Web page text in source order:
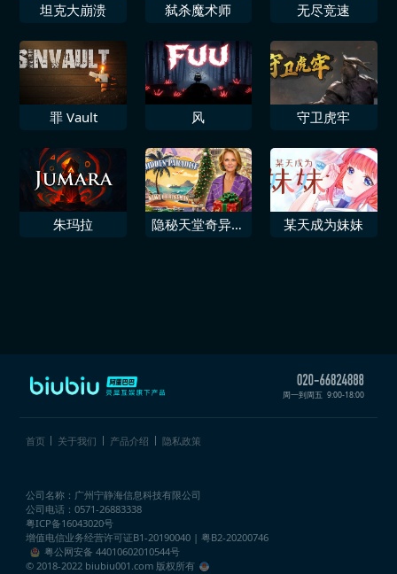
坦克大崩溃 弑杀魔术师 无尽竞速
罪 Vault 风 守卫虎牢
朱玛拉
隐秘天堂奇异果
某天成为妹妹
周一到周五 9:00-18:00
首页 关于我们 产品介绍 隐私政策
公司名称：广州宁静海信息科技有限公司
公司电话：0571-26883338
粤ICP备16043020号
增值电信业务经营许可证B1-20190040 | 粤B2-20200746
粤公网安备 44010602010544号
© 2018-2022 biubiu001.com 版权所有